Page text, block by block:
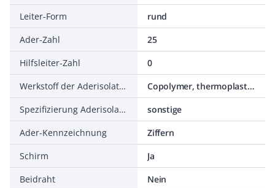
Leiter-Form
rund
Ader-Zahl
25
Hilfsleiter-Zahl
0
Werkstoff der Aderisolation
Copolymer, thermoplastisch
Spezifizierung Aderisolation
sonstige
Ader-Kennzeichnung
Ziffern
Schirm
Ja
Beidraht
Nein